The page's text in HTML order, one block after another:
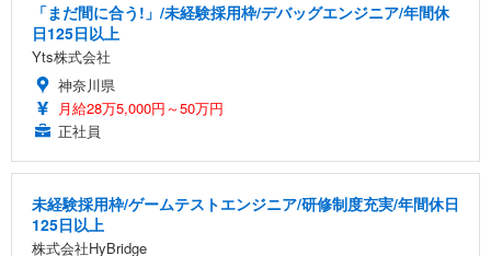
「まだ間に合う!」/未経験採用枠/デバッグエンジニア/年間休
日125日以上
Yts株式会社
神奈川県
月給28万5,000円～50万円
正社員
未経験採用枠/ゲームテストエンジニア/研修制度充実/年間休日
125日以上
株式会社HyBridge